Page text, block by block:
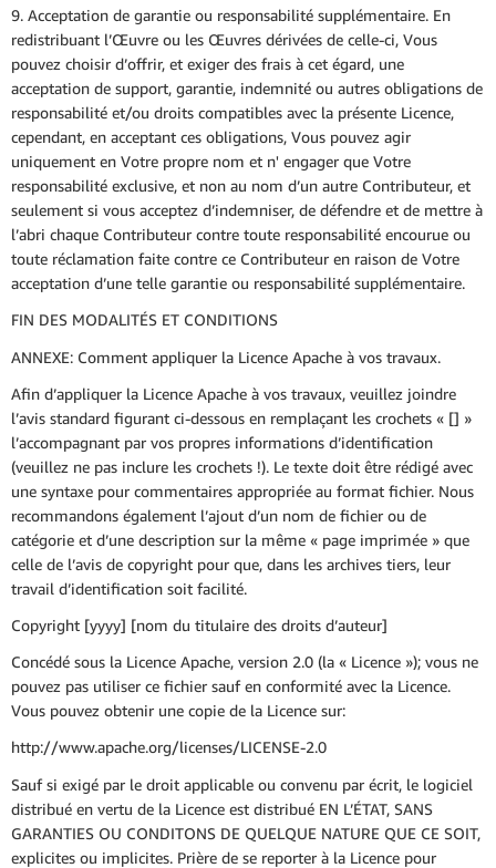
9. Acceptation de garantie ou responsabilité supplémentaire. En
redistribuant l’Œuvre ou les Œuvres dérivées de celle-ci, Vous
pouvez choisir d’offrir, et exiger des frais à cet égard, une
acceptation de support, garantie, indemnité ou autres obligations de
responsabilité et/ou droits compatibles avec la présente Licence,
cependant, en acceptant ces obligations, Vous pouvez agir
uniquement en Votre propre nom et n' engager que Votre
responsabilité exclusive, et non au nom d’un autre Contributeur, et
seulement si vous acceptez d’indemniser, de défendre et de mettre à
l’abri chaque Contributeur contre toute responsabilité encourue ou
toute réclamation faite contre ce Contributeur en raison de Votre
acceptation d’une telle garantie ou responsabilité supplémentaire.
FIN DES MODALITÉS ET CONDITIONS
ANNEXE: Comment appliquer la Licence Apache à vos travaux.
Afin d’appliquer la Licence Apache à vos travaux, veuillez joindre
l’avis standard figurant ci-dessous en remplaçant les crochets « [] »
l’accompagnant par vos propres informations d’identification
(veuillez ne pas inclure les crochets !). Le texte doit être rédigé avec
une syntaxe pour commentaires appropriée au format fichier. Nous
recommandons également l’ajout d’un nom de fichier ou de
catégorie et d’une description sur la même « page imprimée » que
celle de l’avis de copyright pour que, dans les archives tiers, leur
travail d’identification soit facilité.
Copyright [yyyy] [nom du titulaire des droits d’auteur]
Concédé sous la Licence Apache, version 2.0 (la « Licence »); vous ne
pouvez pas utiliser ce fichier sauf en conformité avec la Licence.
Vous pouvez obtenir une copie de la Licence sur:
http://www.apache.org/licenses/LICENSE-2.0
Sauf si exigé par le droit applicable ou convenu par écrit, le logiciel
distribué en vertu de la Licence est distribué EN L’ÉTAT, SANS
GARANTIES OU CONDITONS DE QUELQUE NATURE QUE CE SOIT,
explicites ou implicites. Prière de se reporter à la Licence pour